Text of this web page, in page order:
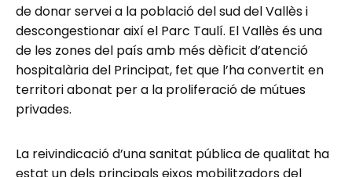
de donar servei a la població del sud del Vallès i
descongestionar així el Parc Taulí. El Vallès és una
de les zones del país amb més dèficit d’atenció
hospitalària del Principat, fet que l’ha convertit en
territori abonat per a la proliferació de mútues
privades.
La reivindicació d’una sanitat pública de qualitat ha